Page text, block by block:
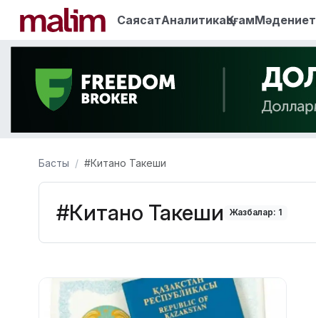
СаясатАналитикаҚоғамМәдениет
Басты #Китано Такеши
#Китано Такеши Жазбалар: 1